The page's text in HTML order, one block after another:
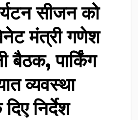
सीजन को
मंत्री गणेश
बैठक, पार्किंग
व्यवस्था
निर्देश